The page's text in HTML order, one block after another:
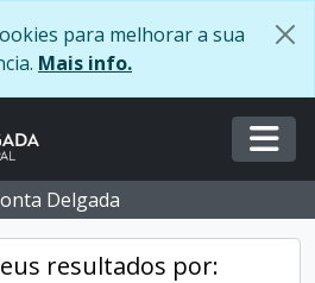
para melhorar a sua
Mais info.
Delgada
resultados por: